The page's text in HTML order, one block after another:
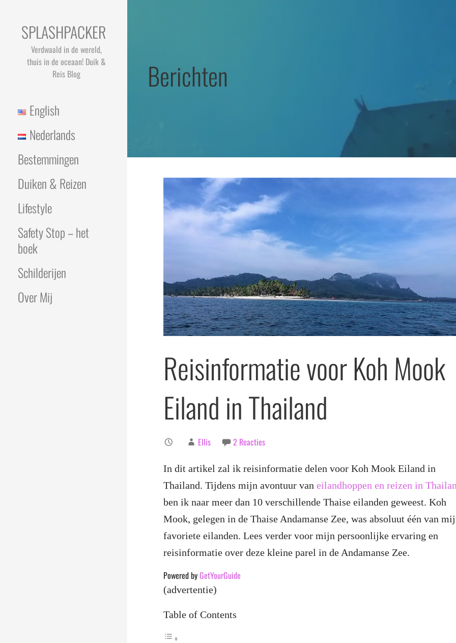
SPLASHPACKER
Verdwaald in de wereld,
thuis in de oceaan! Duik &
Reis Blog
English
Nederlands
Bestemmingen
Duiken & Reizen
Lifestyle
Safety Stop – het
boek
Schilderijen
Over Mij
Berichten
Reisinformatie voor Koh Mook
Eiland in Thailand
Ellis 2 Reacties
In dit artikel zal ik reisinformatie delen voor Koh Mook Eiland in
Thailand. Tijdens mijn avontuur van eilandhoppen en reizen in
ben ik naar meer dan 10 verschillende Thaise eilanden geweest. Koh
Mook, gelegen in de Thaise Andamanse Zee, was absoluut één van
favoriete eilanden. Lees verder voor mijn persoonlijke ervaring en
reisinformatie over deze kleine parel in de Andamanse Zee.
Powered byGetYourGuide
(advertentie)
Table of Contents